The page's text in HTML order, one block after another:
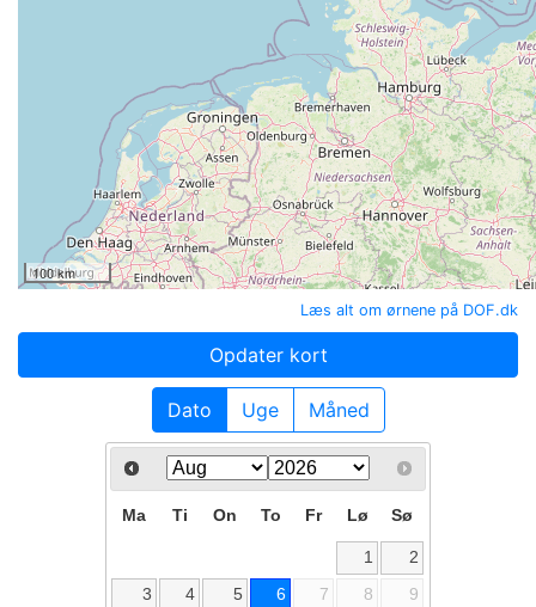
100 km
Læs alt om ørnene på DOF.dk
Opdater kort
Dato Uge Måned
Ma Ti On To Fr Lø Sø
1
2
3
4 5 6 7 8
9